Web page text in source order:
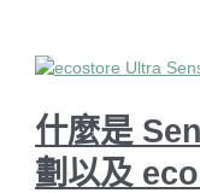
什麼是
劃以及